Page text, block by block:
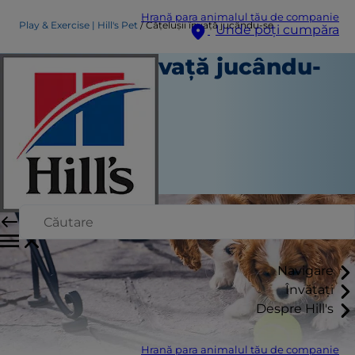
Hrană para animalul tău de companie
Unde poți cumpăra
Navigare
Învățați
Despre Hill's
Hrană para animalul tău de companie
Play & Exercise | Hill's Pet Cățelușii învață jucându-se
Cățelușii învață jucându-
Joacă și exercițiu
Staff Author
|
Septembrie 01, 2015